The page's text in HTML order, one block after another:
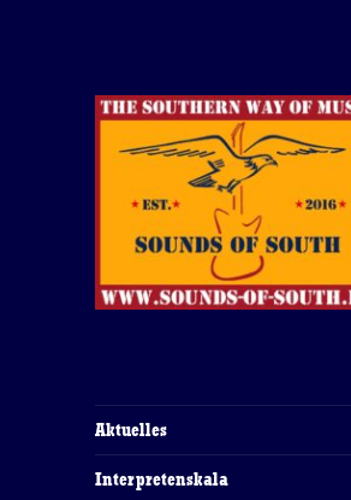
Aktuelles
Interpretenskala